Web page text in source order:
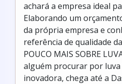
achará a empresa ideal
Elaborando um
da própria empresa e
referência de qualidade
POUCO MAIS SOBRE
alguém procurar por
inovadora, chega até a